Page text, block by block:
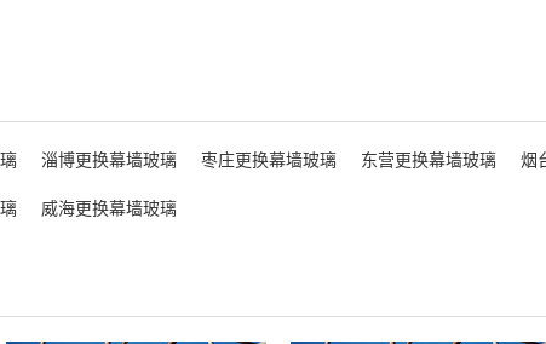
淄博更换幕墙玻璃 枣庄更换幕墙玻璃 东营更换幕墙玻璃 烟
威海更换幕墙玻璃